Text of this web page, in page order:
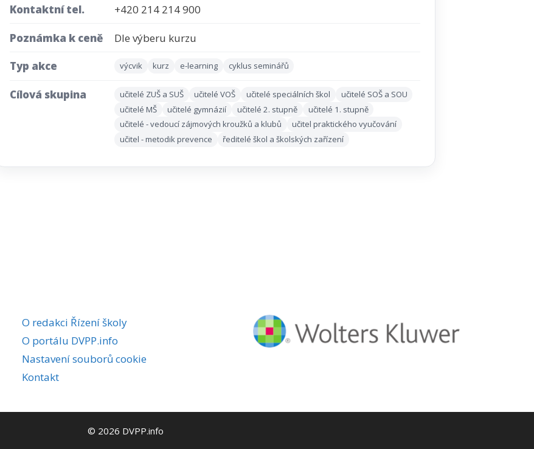
Kontaktní tel. +420 214 214 900
Poznámka k ceně Dle výberu kurzu
Typ akce výcvik kurz e-learning cyklus seminářů
Cílová skupina učitelé ZUŠ a SUŠ učitelé VOŠ učitelé speciálních škol
učitelé SOŠ a SOU
učitelé MŠ
učitelé gymnázií učitelé 2. stupně
učitelé 1. stupně
učitelé - vedoucí zájmových kroužků a klubů
učitel praktického vyučování
učitel - metodik prevence
ředitelé škol a školských zařízení
O redakci Řízení školy
O portálu DVPP.info
Nastavení souborů cookie
Kontakt
© 2026 DVPP.info